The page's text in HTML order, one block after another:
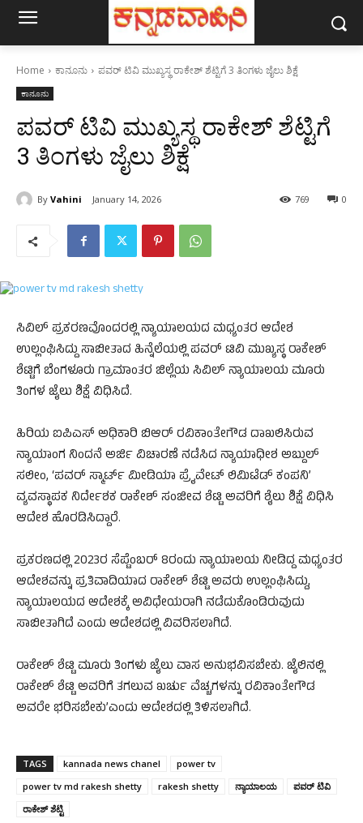
Home ಕಾನೂನು ಪವರ್ ಟಿವಿ ಮುಖ್ಯಸ್ಥ ರಾಕೇಶ್ ಶೆಟ್ಟಿಗೆ 3 ತಿಂಗಳು ಜೈಲು ಶಿಕ್ಷೆ
ಕಾನೂನು
ಪವರ್ ಟಿವಿ ಮುಖ್ಯಸ್ಥ ರಾಕೇಶ್ ಶೆಟ್ಟಿಗೆ
3 ತಿಂಗಳು ಜೈಲು ಶಿಕ್ಷೆ
By Vahini January 14, 2026 0
769
ಸಿವಿಲ್‌ ಪ್ರಕರಣವೊಂದರಲ್ಲಿ ನ್ಯಾಯಾಲಯದ ಮಧ್ಯಂತರ ಆದೇಶ
ಉಲ್ಲಂಘಿಸಿದ್ದು ಸಾಬೀತಾದ ಹಿನ್ನೆಲೆಯಲ್ಲಿ ಪವರ್‌ ಟಿವಿ ಮುಖ್ಯಸ್ಥ ರಾಕೇಶ್‌
ಶೆಟ್ಟಿಗೆ ಬೆಂಗಳೂರು ಗ್ರಾಮಾಂತರ ಜಿಲ್ಲೆಯ ಸಿವಿಲ್‌ ನ್ಯಾಯಾಲಯ ಮೂರು
ತಿಂಗಳ ಜೈಲು ಶಿಕ್ಷೆ ವಿಧಿಸಿದೆ.
ಹಿರಿಯ ಐಪಿಎಸ್‌ ಅಧಿಕಾರಿ ಬಿಆರ್ ರವಿಕಾಂತೇಗೌಡ ದಾಖಲಿಸಿರುವ
ನ್ಯಾಯಾಂಗ ನಿಂದನೆ ಅರ್ಜಿ ವಿಚಾರಣೆ ನಡೆಸಿದ ನ್ಯಾಯಾಧೀಶ ಅಬ್ದುಲ್‌
ಸಲೀಂ, ‘ಪವರ್ ಸ್ಮಾರ್ಟ್‌ ಮೀಡಿಯಾ ಪ್ರೈವೇಟ್‌ ಲಿಮಿಟೆಡ್‌ ಕಂಪನಿ’
ವ್ಯವಸ್ಥಾಪಕ ನಿರ್ದೇಶಕ ರಾಕೇಶ್ ಸಂಜೀವ ಶೆಟ್ಟಿ ಅವರಿಗೆ ಶೈಲು ಶಿಕ್ಷೆ ವಿಧಿಸಿ
ಆದೇಶ ಹೊರಡಿಸಿದ್ದಾರೆ.
ಪ್ರಕರಣದಲ್ಲಿ 2023ರ ಸೆಪ್ಟೆಂಬರ್ 8ರಂದು ನ್ಯಾಯಾಲಯ ನೀಡಿದ್ದ ಮಧ್ಯಂತರ
ಆದೇಶವನ್ನು ಪ್ರತಿವಾದಿಯಾದ ರಾಕೇಶ್ ಶೆಟ್ಟಿ ಅವರು ಉಲ್ಲಂಘಿಸಿದ್ದು,
ನ್ಯಾಯಾಲಯದ ಆದೇಶಕ್ಕೆ ಅವಿಧೇಯರಾಗಿ ನಡೆದುಕೊಂಡಿರುವುದು
ಸಾಬೀತಾಗಿದೆ ಎಂದು ಆದೇಶದಲ್ಲಿ ವಿವರಿಸಲಾಗಿದೆ.
ರಾಕೇಶ್‌ ಶೆಟ್ಟಿ ಮೂರು ತಿಂಗಳು ಜೈಲು ವಾಸ ಅನುಭವಿಸಬೇಕು. ಜೈಲಿನಲ್ಲಿ
ರಾಕೇಶ್ ಶೆಟ್ಟಿ ಅವರಿಗೆ ತಗಲುವ ಖರ್ಚು ವೆಚ್ಚಗಳನ್ನು ರವಿಕಾಂತೇಗೌಡ
ಅವರೇ ಭರಿಸಬೇಕು’ಎಂದು ಆದೇಶದಲ್ಲಿ ತಿಳಿಸಲಾಗಿದೆ.
TAGS kannada news chanel
power tv
power tv md rakesh shetty
rakesh shetty ನ್ಯಾಯಾಲಯ
ಪವರ್‌ ಟಿವಿ
ರಾಕೇಶ್‌ ಶೆಟ್ಟಿ